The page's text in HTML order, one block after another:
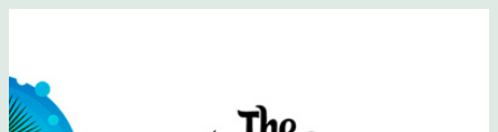
The Batrachospermum Magazine
Батрахоспермум (официальный сайт)